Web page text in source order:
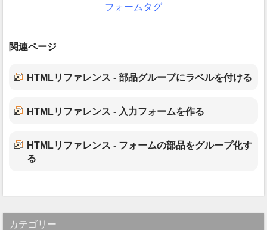
フォームタグ
関連ページ
HTMLリファレンス - 部品グループにラベルを付ける
HTMLリファレンス - 入力フォームを作る
HTMLリファレンス - フォームの部品をグループ化す
る
カテゴリー